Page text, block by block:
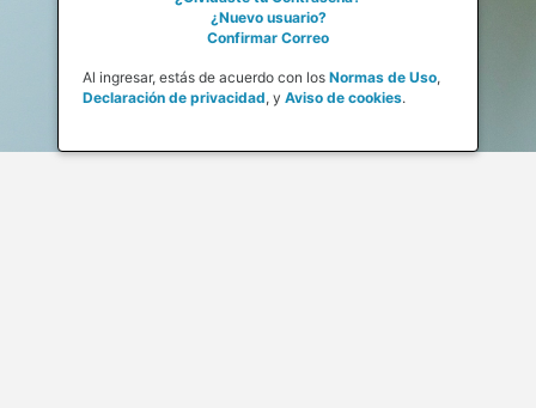
¿Nuevo usuario?
Confirmar Correo
Al ingresar, estás de acuerdo con los Normas de Uso,
Declaración de privacidad, y Aviso de cookies.